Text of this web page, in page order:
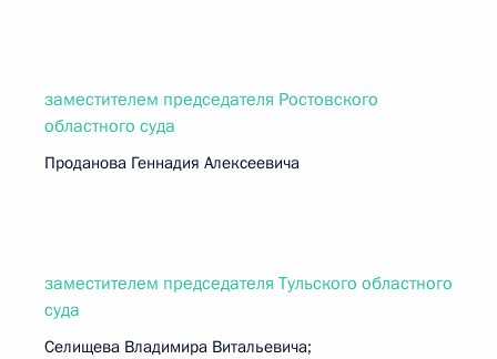
заместителем председателя Ростовского
областного суда
Проданова Геннадия Алексеевича
заместителем председателя Тульского областного
суда
Селищева Владимира Витальевича;